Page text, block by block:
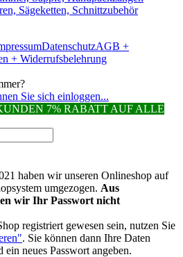
Sägeketten, Schnittzubehör
DatenschutzAGB +
+ Widerrufsbelehrung
Sie sich einloggen...
7% RABATT AUF ALLE
haben wir unseren Onlineshop auf
umgezogen. Aus
wir Ihr Passwort nicht
registriert gewesen sein, nutzen Sie
. Sie können dann Ihre Daten
neues Passwort angeben.